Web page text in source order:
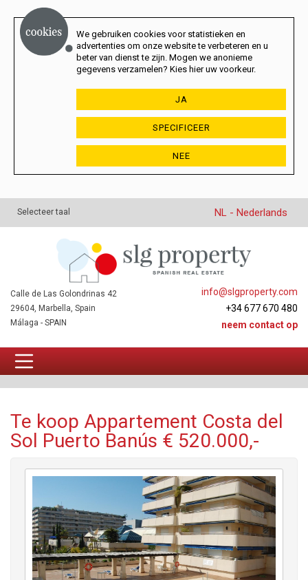
We gebruiken cookies voor statistieken en
advertenties om onze website te verbeteren en u
beter van dienst te zijn. Mogen we anonieme
gegevens verzamelen? Kies hier uw voorkeur.
JA
SPECIFICEER
NEE
Selecteer taal NL - Nederlands
info@slgproperty.com
+34 677 670 480
neem contact op
Calle de Las Golondrinas 42
29604, Marbella, Spain
Málaga - SPAIN
Te koop Appartement Costa del
Sol Puerto Banús € 520.000,-